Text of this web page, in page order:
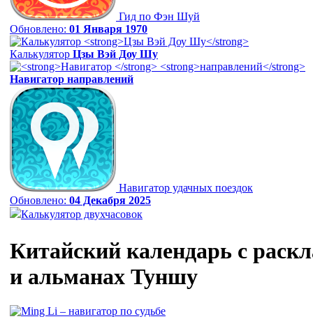
Гид по Фэн Шуй
Обновлено: 01 Января 1970
Калькулятор Цзы Вэй Доу Шу
Навигатор направлений
Навигатор удачных поездок
Обновлено: 04 Декабря 2025
Калькулятор двухчасовок
Китайский календарь с
и альманах Туншу